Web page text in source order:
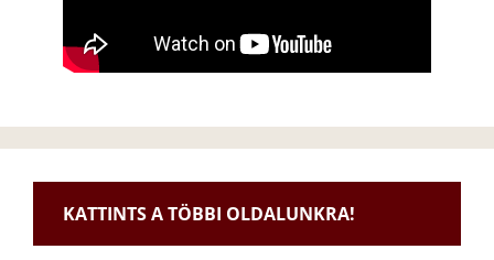
KATTINTS A TÖBBI OLDALUNKRA!